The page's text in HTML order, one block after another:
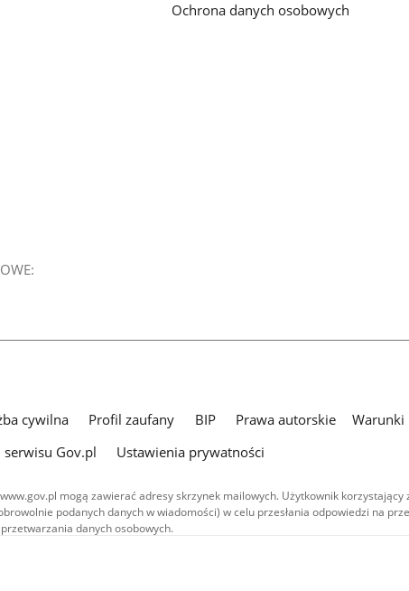
Ochrona danych osobowych
cywilna Profil zaufany BIP Prawa autorskie Warunki
serwisu Gov.pl
Ustawienia prywatności
mogą zawierać adresy skrzynek mailowych. Użytkownik
podanych danych w wiadomości) w celu przesłania odpowiedzi na
danych osobowych.
publikowane w serwisie (z wyłączeniem treści audiowizualnych), są
licencji typu Creative Commons: uznanie autorstwa - na tych samych